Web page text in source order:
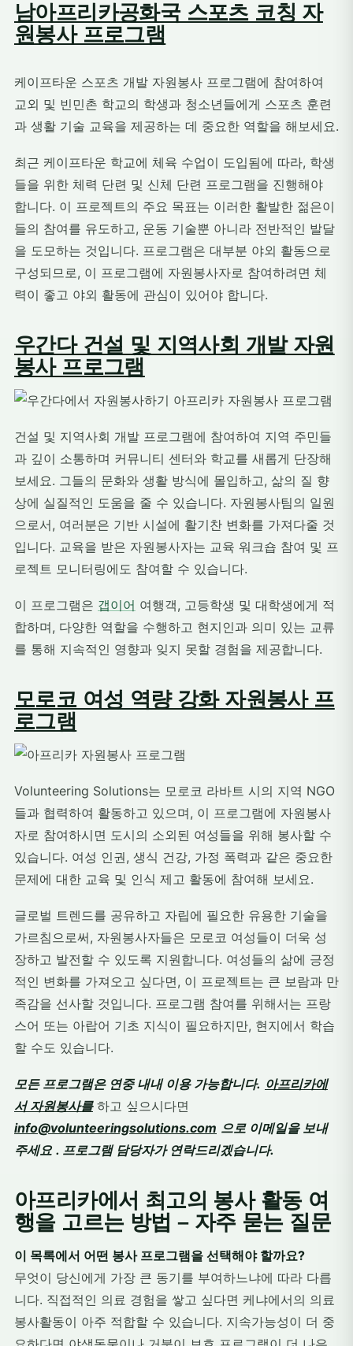
남아프리카공화국 스포츠 코칭 자
원봉사 프로그램
케이프타운 스포츠 개발 자원봉사 프로그램에 참여하여
교외 및 빈민촌 학교의 학생과 청소년들에게 스포츠 훈련
과 생활 기술 교육을 제공하는 데 중요한 역할을 해보세요.
최근 케이프타운 학교에 체육 수업이 도입됨에 따라, 학생
들을 위한 체력 단련 및 신체 단련 프로그램을 진행해야
합니다. 이 프로젝트의 주요 목표는 이러한 활발한 젊은이
들의 참여를 유도하고, 운동 기술뿐 아니라 전반적인 발달
을 도모하는 것입니다. 프로그램은 대부분 야외 활동으로
구성되므로, 이 프로그램에 자원봉사자로 참여하려면 체
력이 좋고 야외 활동에 관심이 있어야 합니다.
우간다 건설 및 지역사회 개발 자원
봉사 프로그램
건설 및 지역사회 개발 프로그램에 참여하여 지역 주민들
과 깊이 소통하며 커뮤니티 센터와 학교를 새롭게 단장해
보세요. 그들의 문화와 생활 방식에 몰입하고, 삶의 질 향
상에 실질적인 도움을 줄 수 있습니다. 자원봉사팀의 일원
으로서, 여러분은 기반 시설에 활기찬 변화를 가져다줄 것
입니다. 교육을 받은 자원봉사자는 교육 워크숍 참여 및 프
로젝트 모니터링에도 참여할 수 있습니다.
이 프로그램은 갭이어 여행객, 고등학생 및 대학생에게 적
합하며, 다양한 역할을 수행하고 현지인과 의미 있는 교류
를 통해 지속적인 영향과 잊지 못할 경험을 제공합니다.
모로코 여성 역량 강화 자원봉사 프
로그램
Volunteering Solutions는 모로코 라바트 시의 지역 NGO
들과 협력하여 활동하고 있으며, 이 프로그램에 자원봉사
자로 참여하시면 도시의 소외된 여성들을 위해 봉사할 수
있습니다. 여성 인권, 생식 건강, 가정 폭력과 같은 중요한
문제에 대한 교육 및 인식 제고 활동에 참여해 보세요.
글로벌 트렌드를 공유하고 자립에 필요한 유용한 기술을
가르침으로써, 자원봉사자들은 모로코 여성들이 더욱 성
장하고 발전할 수 있도록 지원합니다. 여성들의 삶에 긍정
적인 변화를 가져오고 싶다면, 이 프로젝트는 큰 보람과 만
족감을 선사할 것입니다. 프로그램 참여를 위해서는 프랑
스어 또는 아랍어 기초 지식이 필요하지만, 현지에서 학습
할 수도 있습니다.
모든 프로그램은 연중 내내 이용 가능합니다. 아프리카에
서 자원봉사를하고 싶으시다면
info@volunteeringsolutions.com 으로 이메일을 보내
주세요 . 프로그램 담당자가 연락드리겠습니다.
아프리카에서 최고의 봉사 활동 여
행을 고르는 방법 – 자주 묻는 질문
이 목록에서 어떤 봉사 프로그램을 선택해야 할까요?
무엇이 당신에게 가장 큰 동기를 부여하느냐에 따라 다릅
니다. 직접적인 의료 경험을 쌓고 싶다면 케냐에서의 의료
봉사활동이 아주 적합할 수 있습니다. 지속가능성이 더 중